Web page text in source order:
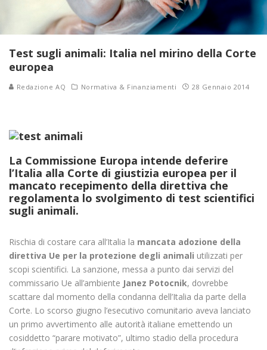
Test sugli animali: Italia nel mirino della Corte
europea
Redazione AQ Normativa & Finanziamenti 28 Gennaio 2014
La Commissione Europa intende deferire
l’Italia alla Corte di giustizia europea per il
mancato recepimento della direttiva che
regolamenta lo svolgimento di test scientifici
sugli animali.
Rischia di costare cara all’Italia la mancata adozione della
direttiva Ue per la protezione degli animali utilizzati per
scopi scientifici. La sanzione, messa a punto dai servizi del
commissario Ue all’ambiente Janez Potocnik, dovrebbe
scattare dal momento della condanna dell’Italia da parte della
Corte. Lo scorso giugno l’esecutivo comunitario aveva lanciato
un primo avvertimento alle autorità italiane emettendo un
cosiddetto “parare motivato”, ultimo stadio della procedura